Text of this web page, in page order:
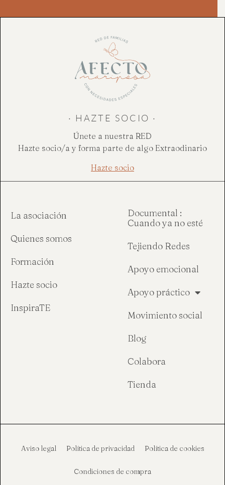
· HAZTE SOCIO ·
Únete a nuestra RED
Hazte socio/a y forma parte de algo Extraodinario
Hazte socio
La asociación
Quienes somos
Formación
Hazte socio
InspiraTE
Documental :
Cuando ya no esté
Tejiendo Redes
Apoyo emocional
Apoyo práctico
Movimiento social
Blog
Colabora
Tienda
Aviso legal Política de privacidad Política de cookies
Condiciones de compra